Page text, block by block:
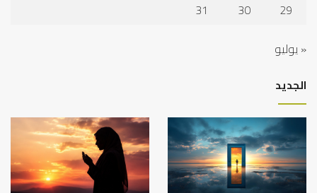
29
30
31
« يوليو
الجديد